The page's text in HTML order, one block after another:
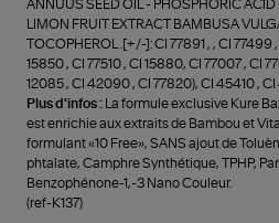
ANNUUS SEED OIL - PHOSPHORIC
LIMON FRUIT EXTRACT BAMBUSA
TOCOPHEROL .[+/-]: CI 77891 , , CI 77499 ,
15850 , CI 77510 , CI 15880, CI 77007 , CI
12085 , CI 42090 , CI 77820), CI 45410 , CI
Plus d'infos :
La formule exclusive Kure
est enrichie aux extraits de Bambou et
formulant «10 Free», SANS ajout de
phtalate, Camphre Synthétique, TPHP,
Benzophénone-1,-3 Nano Couleur.
(ref-K137)